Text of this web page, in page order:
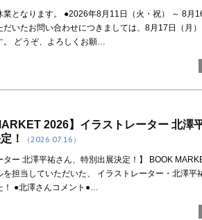
業となります。 ●2026年8月11日（火・祝） ～ 8月
だいたお問い合わせにつきましては、8月17日（月
。 どうぞ、よろしくお願…
2026】イラストレーター 北澤
！
（2026.07.16）
ター 北澤平祐さん、特別出展決定！】 BOOK
を担当していただいた、 イラストレーター・北澤平
！ ●北澤さんコメント●…